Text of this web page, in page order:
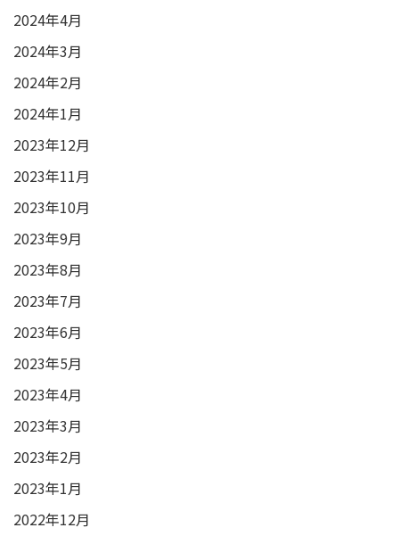
2024年4月
2024年3月
2024年2月
2024年1月
2023年12月
2023年11月
2023年10月
2023年9月
2023年8月
2023年7月
2023年6月
2023年5月
2023年4月
2023年3月
2023年2月
2023年1月
2022年12月